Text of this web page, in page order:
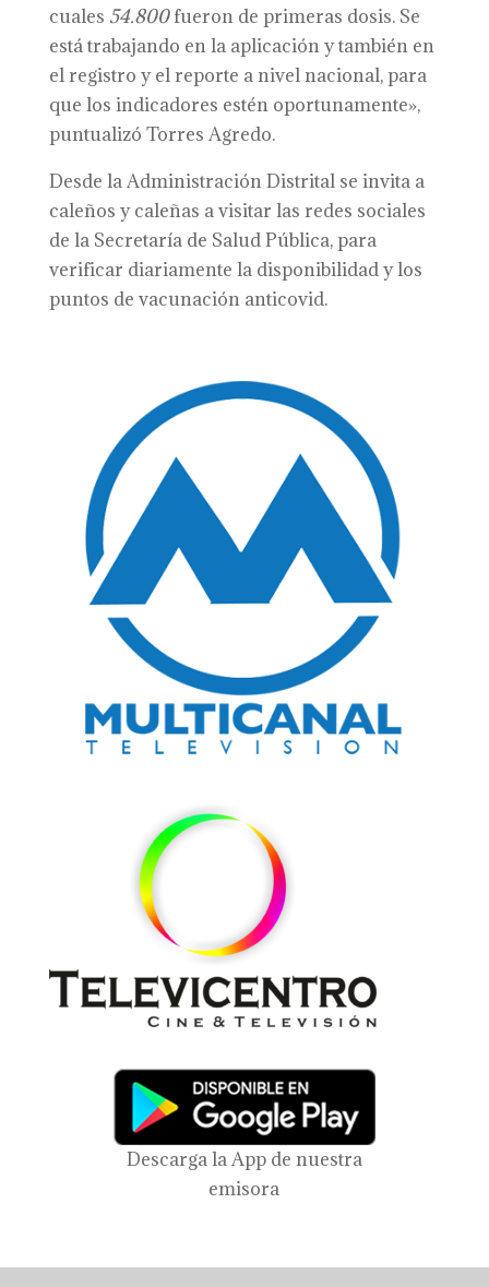
cuales 54.800fueron de primeras dosis. Se
está trabajando en la aplicación y también en
el registro y el reporte a nivel nacional, para
que los indicadores estén oportunamente»,
puntualizó Torres Agredo.
Desde la Administración Distrital se invita a
caleños y caleñas a visitar las redes sociales
de la Secretaría de Salud Pública, para
verificar diariamente la disponibilidad y los
puntos de vacunación anticovid.
Descarga la App de nuestra
emisora